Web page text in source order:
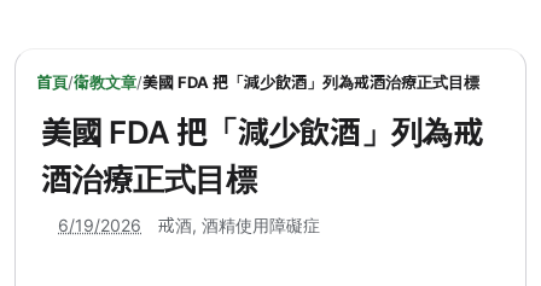
首頁/衛教文章/美國 FDA 把「減少飲酒」列為戒酒治療正式目標
美國 FDA 把「減少飲酒」列為戒
酒治療正式目標
6/19/2026 戒酒, 酒精使用障礙症